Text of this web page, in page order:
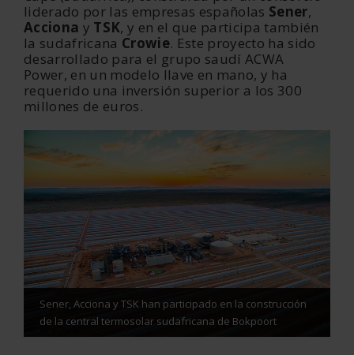
liderado por las empresas españolas Sener,
Acciona y TSK, y en el que participa también
la sudafricana Crowie. Este proyecto ha sido
desarrollado para el grupo saudí ACWA
Power, en un modelo llave en mano, y ha
requerido una inversión superior a los 300
millones de euros.
Sener, Acciona y TSK han participado en la construcción
de la central termosolar sudafricana de Bokpoort